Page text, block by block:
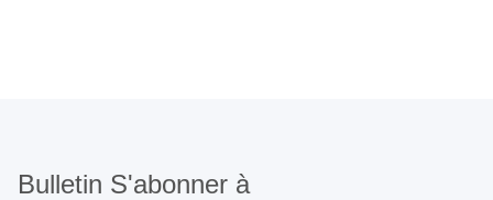
Bulletin S'abonner à